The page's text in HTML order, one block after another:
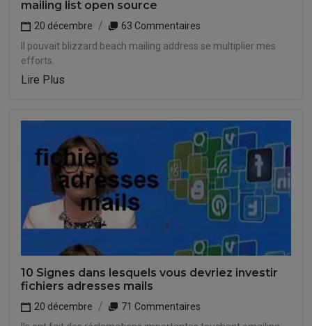
mailing list open source
20 décembre
63 Commentaires
Il pouvait blizzard beach mailing address se multiplier mes
efforts.
Lire Plus
10 Signes dans lesquels vous devriez investir
fichiers adresses mails
20 décembre
71 Commentaires